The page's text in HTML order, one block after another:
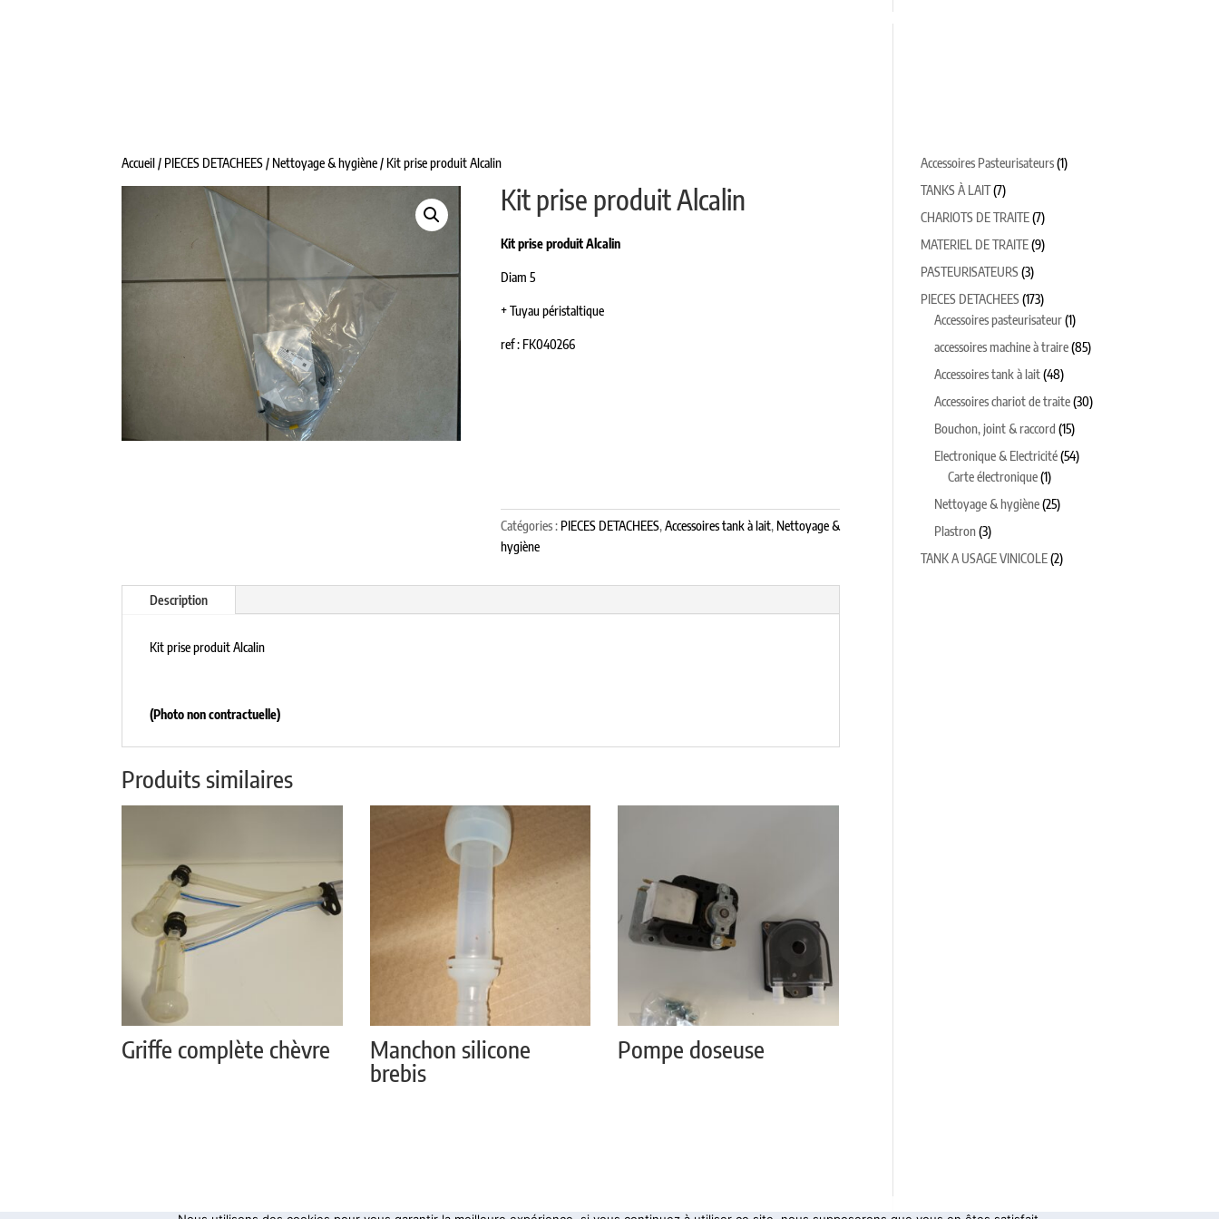
CHAUDRONNERIE SUR MESURE
Accueil/ PIECES DETACHEES/ Nettoyage & hygiène/ Kit prise produit Alcalin
Kit prise produit Alcalin
Kit prise produit Alcalin
Diam 5
+ Tuyau péristaltique
ref : FK040266
Catégories : PIECES DETACHEES,Accessoires tank à lait, Nettoyage &
hygiène
Description
Kit prise produit Alcalin
(Photo non contractuelle)
Produits similaires
Griffe complète chèvre Manchon silicone
brebis
Pompe doseuse
Accessoires Pasteurisateurs 11
TANKS À LAIT 77
produits
CHARIOTS DE TRAITE 77
produits
MATERIEL DE TRAITE 99
PASTEURISATEURS 33
produits
PIECES DETACHEES 173173
produits
Accessoires pasteurisateur 11
produit
accessoires machine à traire 8585
Accessoires tank à lait 4848
produits
Accessoires chariot de traite 3030
Bouchon, joint & raccord 1515
produits
Electronique & Electricité 5454
Carte électronique 11
produit
Nettoyage & hygiène 2525
Plastron 33
produits
TANK A USAGE VINICOLE 22